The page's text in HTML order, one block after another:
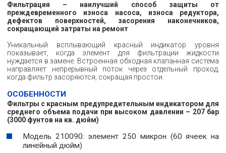
Фильтрация – наилучший способ защиты от
преждевременного износа насоса, износа редуктора,
дефектов поверхностей, засорения наконечников,
сокращающий затраты на ремонт
Уникальный всплывающий красный индикатор уровня
показывает, когда элемент для фильтрации жидкости
нуждается в замене. Встроенная обходная клапанная система
направляет непрерывный поток через отдельный проход,
когда фильтр засоряются, сокращая простои.
ОСОБЕННОСТИ
Фильтры с красным предупредительным индикатором для
среднего объема подачи при высоком давлении – 207 бар
(3000 фунтов на кв. дюйм)
Модель 210090: элемент 250 микрон (60 ячеек на
линейный дюйм)